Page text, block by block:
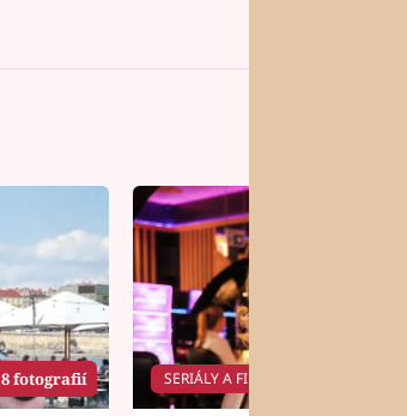
8 fotografií SERIÁLY A FILMY